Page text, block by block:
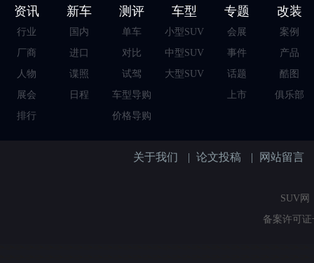
资讯
行业
厂商
人物
展会
排行
新车
国内
进口
谍照
日程
测评
单车
对比
试驾
车型导购
价格导购
车型
小型SUV
中型SUV
大型SUV
专题
会展
事件
话题
上市
改装
案例
产品
酷图
俱乐部
关于我们 | 论文投稿 | 网站留言
SUV网
备案许可证